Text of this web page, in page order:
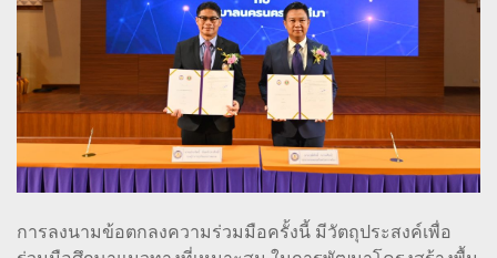
การลงนามข้อตกลงความร่วมมือครั้งนี้ มีวัตถุประสงค์เพื่อ